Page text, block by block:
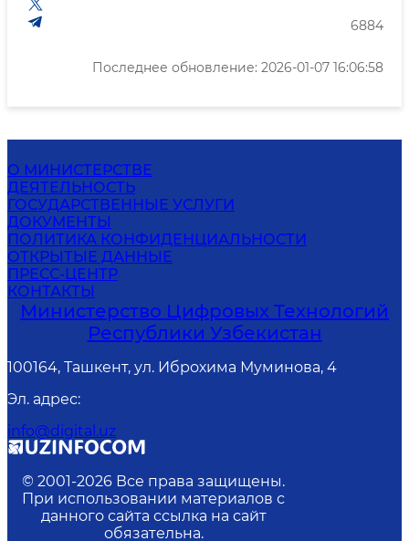
6884
Последнее обновление: 2026-01-07 16:06:58
О МИНИСТЕРСТВЕ
ДЕЯТЕЛЬНОСТЬ
ГОСУДАРСТВЕННЫЕ УСЛУГИ
ДОКУМЕНТЫ
ПОЛИТИКА КОНФИДЕНЦИАЛЬНОСТИ
ОТКРЫТЫЕ ДАННЫЕ
ПРЕСС-ЦЕНТР
КОНТАКТЫ
Министерство Цифровых Технологий
Республики Узбекистан
100164, Ташкент, ул. Иброхима Муминова, 4
Эл. адрес:
info@digital.uz
© 2001-2026 Все права защищены.
При использовании материалов с
данного сайта ссылка на сайт
обязательна.